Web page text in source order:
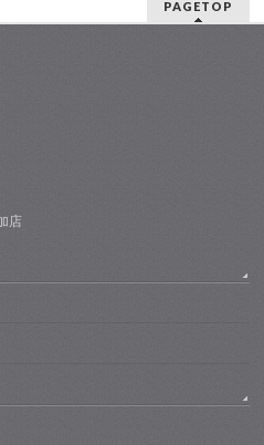
PAGETOP
店